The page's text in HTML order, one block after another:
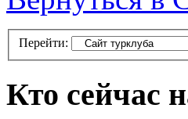
Перейти:
Кто сейчас